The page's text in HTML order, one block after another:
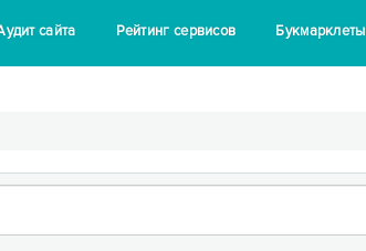
сайта Рейтинг сервисов Букмарклеты